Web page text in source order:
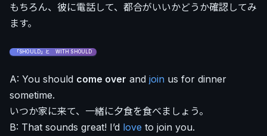
もちろん、彼に電話して、都合がいいかどうか確認してみ
ます。
「SHOULD」と WITH SHOULD
A: You should come over and join us for dinner
sometime.
いつか家に来て、一緒に夕食を食べましょう。
B: That sounds great! I’d love to join you.